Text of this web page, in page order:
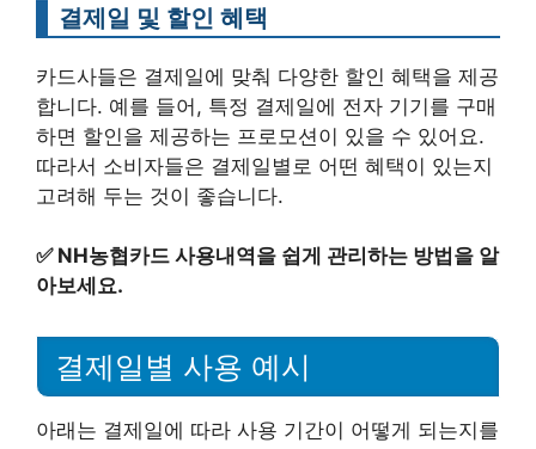
결제일 및 할인 혜택
카드사들은 결제일에 맞춰 다양한 할인 혜택을 제공
합니다. 예를 들어, 특정 결제일에 전자 기기를 구매
하면 할인을 제공하는 프로모션이 있을 수 있어요.
따라서 소비자들은 결제일별로 어떤 혜택이 있는지
고려해 두는 것이 좋습니다.
✅ NH농협카드 사용내역을 쉽게 관리하는 방법을 알
아보세요.
결제일별 사용 예시
아래는 결제일에 따라 사용 기간이 어떻게 되는지를